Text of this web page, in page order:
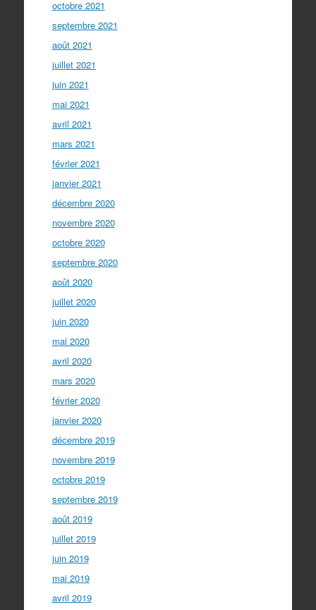
octobre 2021
septembre 2021
août 2021
juillet 2021
juin 2021
mai 2021
avril 2021
mars 2021
février 2021
janvier 2021
décembre 2020
novembre 2020
octobre 2020
septembre 2020
août 2020
juillet 2020
juin 2020
mai 2020
avril 2020
mars 2020
février 2020
janvier 2020
décembre 2019
novembre 2019
octobre 2019
septembre 2019
août 2019
juillet 2019
juin 2019
mai 2019
avril 2019